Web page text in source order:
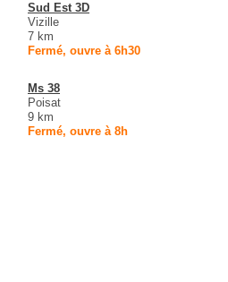
Sud Est 3D
Vizille
7 km
Fermé, ouvre à 6h30
Ms 38
Poisat
9 km
Fermé, ouvre à 8h